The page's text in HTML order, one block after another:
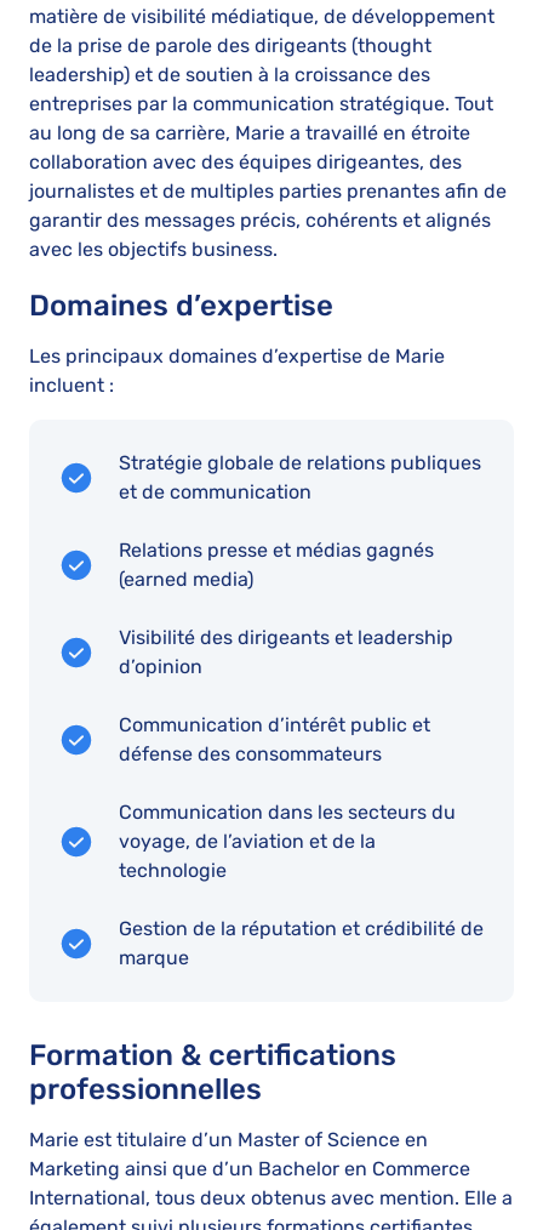
matière de visibilité médiatique, de développement
de la prise de parole des dirigeants (thought
leadership) et de soutien à la croissance des
entreprises par la communication stratégique. Tout
au long de sa carrière, Marie a travaillé en étroite
collaboration avec des équipes dirigeantes, des
journalistes et de multiples parties prenantes afin de
garantir des messages précis, cohérents et alignés
avec les objectifs business.
Domaines d’expertise
Les principaux domaines d’expertise de Marie
incluent :
Stratégie globale de relations publiques
et de communication
Relations presse et médias gagnés
(earned media)
Visibilité des dirigeants et leadership
d’opinion
Communication d’intérêt public et
défense des consommateurs
Communication dans les secteurs du
voyage, de l’aviation et de la
technologie
Gestion de la réputation et crédibilité de
marque
Formation & certifications
professionnelles
Marie est titulaire d’un Master of Science en
Marketing ainsi que d’un Bachelor en Commerce
International, tous deux obtenus avec mention. Elle a